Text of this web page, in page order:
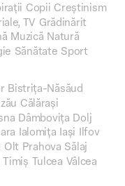
Copii Creștinism
TV Grădinărit
Muzică Natură
Sănătate Sport
Bistrița-Năsăud
Călărași
Dâmbovița Dolj
Ialomița Iași Ilfov
Olt Prahova Sălaj
Timiș Tulcea Vâlcea